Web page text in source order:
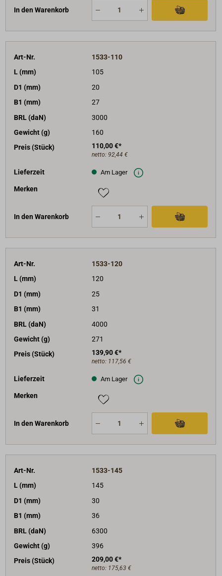
In den Warenkorb
Art-Nr.
1533-110
L (mm)
105
D1 (mm)
20
B1 (mm)
27
BRL (daN)
3000
Gewicht (g)
160
Preis (Stück)
110,00 €*
netto: 92,44 €
Lieferzeit Am Lager
Merken
In den Warenkorb
Art-Nr.
1533-120
L (mm)
120
D1 (mm)
25
B1 (mm)
31
BRL (daN)
4000
Gewicht (g)
271
Preis (Stück)
139,90 €*
netto: 117,56 €
Lieferzeit Am Lager
Merken
In den Warenkorb
Art-Nr.
1533-145
L (mm)
145
D1 (mm)
30
B1 (mm)
36
BRL (daN)
6300
Gewicht (g)
396
Preis (Stück)
209,00 €*
netto: 175,63 €